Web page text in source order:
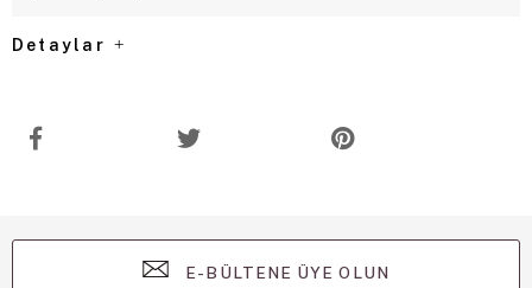
Detaylar
E-BÜLTENE ÜYE OLUN